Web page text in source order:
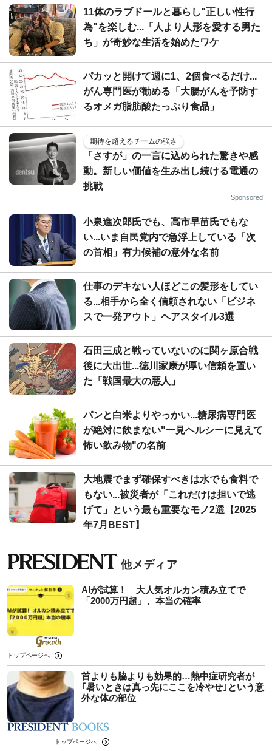
11体のラブドールと暮らし"正しい性行
為"を楽しむ...「人より人形を愛する男た
ち」が奇妙な生活を始めたワケ
パカッと開けて週に1、2個食べるだけ...
がん専門医が勧める「大腸がんを予防す
るオメガ脂肪酸たっぷり食品」
期待を超えるチームの強さ
「さすが」の一言に込められた驚きや感
動。新しい価値を生み出し続ける電通の
挑戦
Sponsored
小泉進次郎氏でも、高市早苗氏でもな
い...いま自民党内で急浮上している「次
の首相」有力候補の意外な名前
仕事のデキない人ほどこの髪形をしてい
る...相手から全く信頼されない「ビジネ
スで一発アウト」ヘアスタイル3選
石田三成と戦っていないのに関ヶ原合戦
後に大出世...徳川家康が厚い信頼を置い
た「戦国最大の悪人」
パンと白米よりやっかい...糖尿病専門医
が絶対に飲まない"一見ヘルシーに見えて
怖い飲み物"の名前
大地震でまず確保すべきは水でも食料で
もない...被災者が「これだけは担いで逃
げて」という最も重要なモノ2選【2025
年7月BEST】
AIが試算！ 大人気オルカン積み立てで
「2000万円超」、本当の確率
トップページへ
首よりも脇よりも効果的…熱中症研究者が
｢暑いときは真っ先にここを冷やせ｣という意
外な体の部位
トップページへ